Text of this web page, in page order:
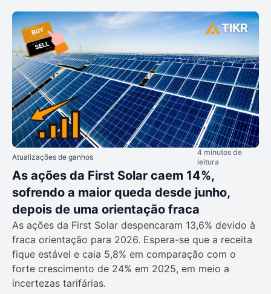
Atualizações de ganhos
4 minutos de
leitura
As ações da First Solar caem 14%,
sofrendo a maior queda desde junho,
depois de uma orientação fraca
As ações da First Solar despencaram 13,6% devido à
fraca orientação para 2026. Espera-se que a receita
fique estável e caia 5,8% em comparação com o
forte crescimento de 24% em 2025, em meio a
incertezas tarifárias.